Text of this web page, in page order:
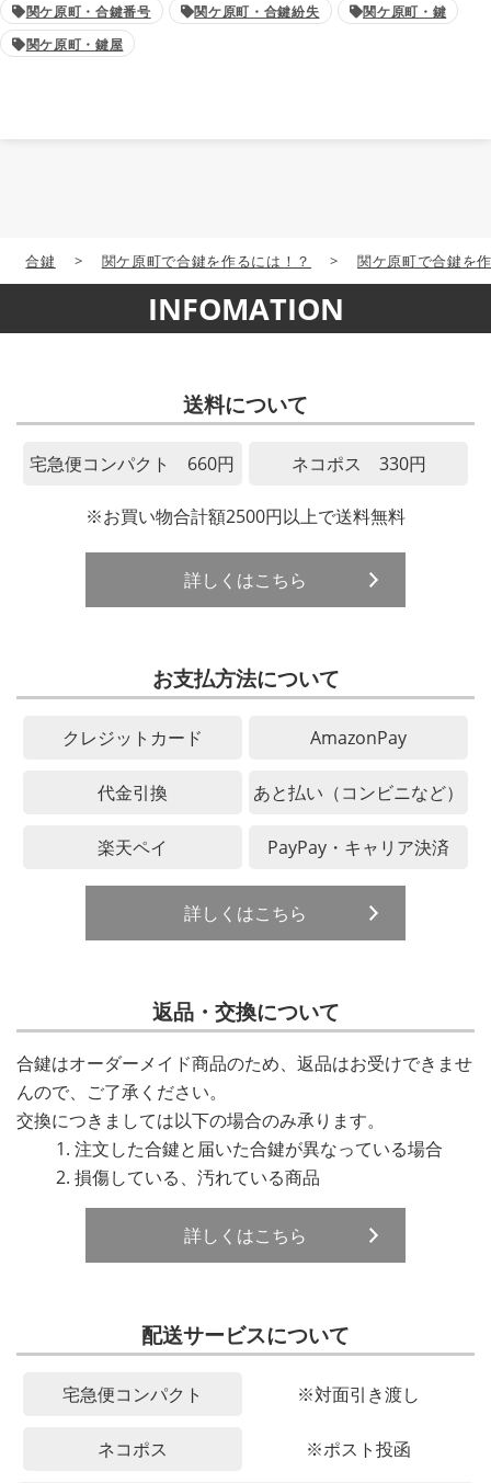
関ケ原町・合鍵番号
関ケ原町・合鍵紛失
関ケ原町・鍵
関ケ原町・鍵屋
合鍵 > 関ケ原町で合鍵を作るには！？ > 関ケ原町で合鍵を
INFOMATION
送料について
宅急便コンパクト 660円 ネコポス 330円
※お買い物合計額2500円以上で送料無料
詳しくはこちら
お支払方法について
クレジットカード AmazonPay
代金引換 あと払い（コンビニなど）
楽天ペイ PayPay・キャリア決済
詳しくはこちら
返品・交換について
合鍵はオーダーメイド商品のため、返品はお受けできませ
んので、ご了承ください。
交換につきましては以下の場合のみ承ります。
注文した合鍵と届いた合鍵が異なっている場合
損傷している、汚れている商品
詳しくはこちら
配送サービスについて
宅急便コンパクト ※対面引き渡し
ネコポス ※ポスト投函